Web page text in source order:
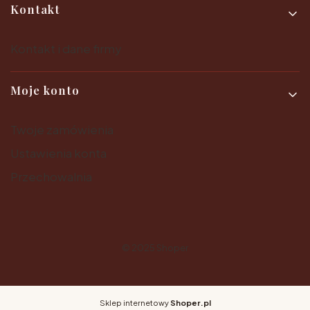
Kontakt
Moje konto
Sklep internetowy Shoper.pl